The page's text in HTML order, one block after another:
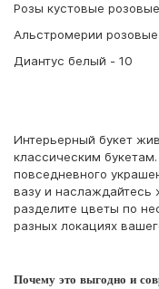
Розы кустовые
Альстромерии
Диантус белый - 10
Интерьерный букет
классическим
повседневного
вазу и
разделите цветы по
разных локациях
Почему это выгодно и